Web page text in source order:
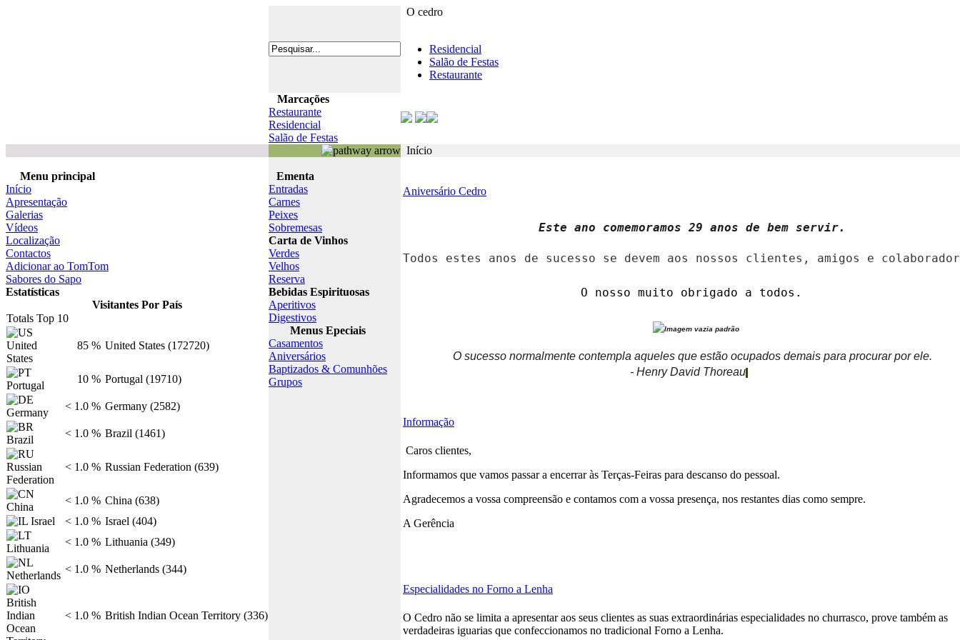
O cedro
Residencial
Salão de Festas
Restaurante
Marcações
Restaurante
Residencial
Salão de Festas
Início
Menu principal
Início
Apresentação
Galerias
Vídeos
Localização
Contactos
Adicionar ao TomTom
Sabores do Sapo
Estatísticas
Visitantes Por País
Totals Top 10
85 % United States (172720)
10 % Portugal (19710)
< 1.0 % Germany (2582)
< 1.0 % Brazil (1461)
< 1.0 % Russian Federation (639)
< 1.0 % China (638)
< 1.0 % Israel (404)
< 1.0 % Lithuania (349)
< 1.0 % Netherlands (344)
< 1.0 % British Indian Ocean Territory (336)
Ementa
Entradas
Carnes
Peixes
Sobremesas
Carta de Vinhos
Verdes
Velhos
Reserva
Bebidas Espirituosas
Aperitivos
Digestivos
Menus Epeciais
Casamentos
Aniversários
Baptizados & Comunhões
Grupos
Aniversário Cedro
Este ano comemoramos 29 anos de bem servir.
Todos estes anos de sucesso se devem aos nossos clientes, amigos e
O nosso muito obrigado a todos .
O sucesso normalmente contempla aqueles que estão ocupados demais para procurar por ele.
- Henry David Thoreau
Informação
Caros clientes,
Informamos que vamos passar a encerrar às Terças-Feiras para descanso do pessoal.
Agradecemos a vossa compreensão e contamos com a vossa presença, nos restantes dias como sempre.
A Gerência
Especialidades no Forno a Lenha
O Cedro não se limita a apresentar aos seus clientes as suas extraordinárias especialidades no churrasco, prove também as
verdadeiras iguarias que confeccionamos no tradicional Forno a Lenha.